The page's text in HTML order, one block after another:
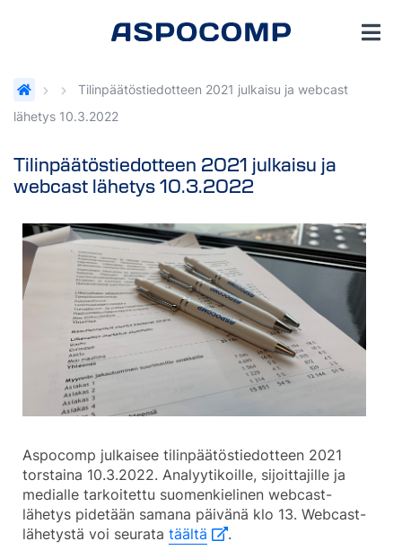
Tilinpäätöstiedotteen 2021 julkaisu ja webcast
lähetys 10.3.2022
Tilinpäätöstiedotteen 2021 julkaisu ja
webcast lähetys 10.3.2022
Aspocomp julkaisee tilinpäätöstiedotteen 2021
torstaina 10.3.2022. Analyytikoille, sijoittajille ja
medialle tarkoitettu suomenkielinen webcast-
lähetys pidetään samana päivänä klo 13. Webcast-
lähetystä voi seurata täältä .